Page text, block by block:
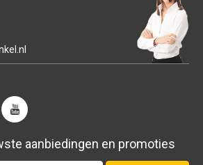
aanbiedingen en promoties